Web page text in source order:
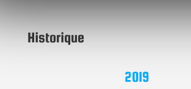
Historique
2019